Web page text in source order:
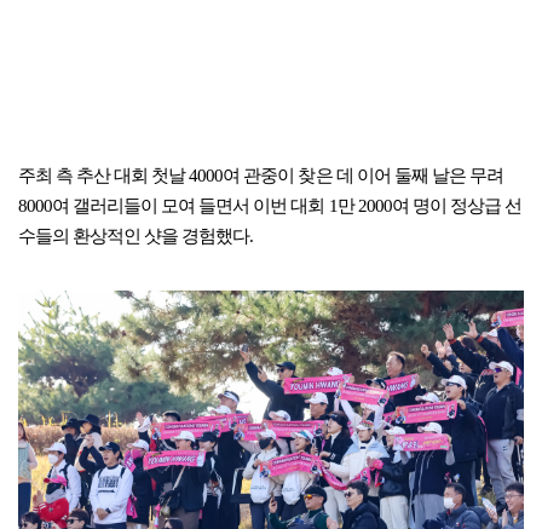
주최 측 추산 대회 첫날 4000여 관중이 찾은 데 이어 둘째 날은 무려
8000여 갤러리들이 모여 들면서 이번 대회 1만 2000여 명이 정상급 선
수들의 환상적인 샷을 경험했다.